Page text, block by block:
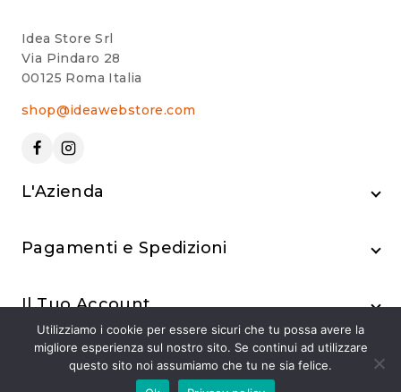
Idea Store Srl
Via Pindaro 28
00125 Roma Italia
shop@ideawebstore.com
L'Azienda
Pagamenti e Spedizioni
Il Tuo Account
Utilizziamo i cookie per essere sicuri che tu possa avere la
migliore esperienza sul nostro sito. Se continui ad utilizzare
questo sito noi assumiamo che tu ne sia felice.